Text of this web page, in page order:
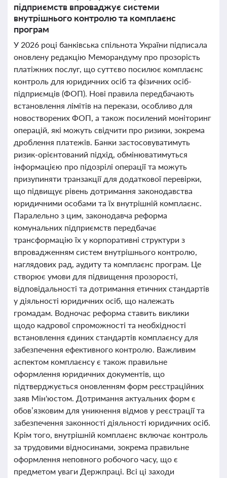
підприємств впроваджує системи
внутрішнього контролю та комплаєнс
програм
У 2026 році банківська спільнота України підписала
оновлену редакцію Меморандуму про прозорість
платіжних послуг, що суттєво посилює комплаєнс
контроль для юридичних осіб та фізичних осіб-
підприємців (ФОП). Нові правила передбачають
встановлення лімітів на перекази, особливо для
новостворених ФОП, а також посилений моніторинг
операцій, які можуть свідчити про ризики, зокрема
дроблення платежів. Банки застосовуватимуть
ризик-орієнтований підхід, обмінюватимуться
інформацією про підозрілі операції та можуть
призупиняти транзакції для додаткової перевірки,
що підвищує рівень дотримання законодавства
юридичними особами та їх внутрішній комплаєнс.
Паралельно з цим, законодавча реформа
комунальних підприємств передбачає
трансформацію їх у корпоративні структури з
впровадженням систем внутрішнього контролю,
наглядових рад, аудиту та комплаєнс програм. Це
створює умови для підвищення прозорості,
відповідальності та дотримання етичних стандартів
у діяльності юридичних осіб, що належать
громадам. Водночас реформа ставить виклики
щодо кадрової спроможності та необхідності
встановлення єдиних стандартів комплаєнсу для
забезпечення ефективного контролю. Важливим
аспектом комплаєнсу є також правильне
оформлення юридичних документів, що
підтверджується оновленням форм реєстраційних
заяв Мін'юстом. Дотримання актуальних форм є
обов’язковим для уникнення відмов у реєстрації та
забезпечення законності діяльності юридичних осіб.
Крім того, внутрішній комплаєнс включає контроль
за трудовими відносинами, зокрема правильне
оформлення неповного робочого часу, що є
предметом уваги Держпраці. Всі ці заходи